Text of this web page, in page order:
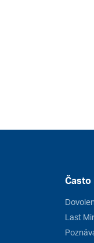
Často
Last